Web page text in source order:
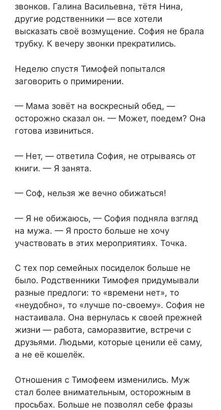
звонков. Галина Васильевна, тётя Нина,
другие родственники — все хотели
высказать своё возмущение. София не брала
трубку. К вечеру звонки прекратились.
Неделю спустя Тимофей попытался
заговорить о примирении.
— Мама зовёт на воскресный обед, —
осторожно сказал он. — Может, поедем? Она
готова извиниться.
— Нет, — ответила София, не отрываясь от
книги. — Я занята.
— Соф, нельзя же вечно обижаться!
— Я не обижаюсь, — София подняла взгляд
на мужа. — Я просто больше не хочу
участвовать в этих мероприятиях. Точка.
С тех пор семейных посиделок больше не
было. Родственники Тимофея придумывали
разные предлоги: то «времени нет», то
«неудобно», то «лучше по-своему». София не
настаивала. Она вернулась к своей прежней
жизни — работа, саморазвитие, встречи с
друзьями. Людьми, которые ценили её саму,
а не её кошелёк.
Отношения с Тимофеем изменились. Муж
стал более внимательным, осторожным в
просьбах. Больше не позволял себе фразы